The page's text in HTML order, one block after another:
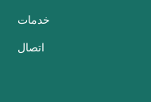
خدمات
اتصال